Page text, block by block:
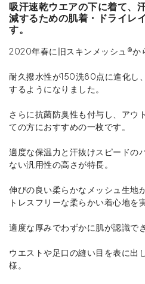
吸汗速乾ウエアの下に着て、
減するための肌着・ドライレ
す。
2020年春に旧スキンメッシュ®か
耐久撥水性が150洗80点に進化し
するようになりました。
さらに抗菌防臭性も付与し、アウ
ての方におすすめの一枚です。
適度な保温力と汗抜けスピードの
ない汎用性の高さが特長。
伸びの良い柔らかなメッシュ生地
トレスフリーな柔らかい着心地を
適度な厚みでわずかに肌が認識で
ウエストや足口の縫い目を表に出
様。